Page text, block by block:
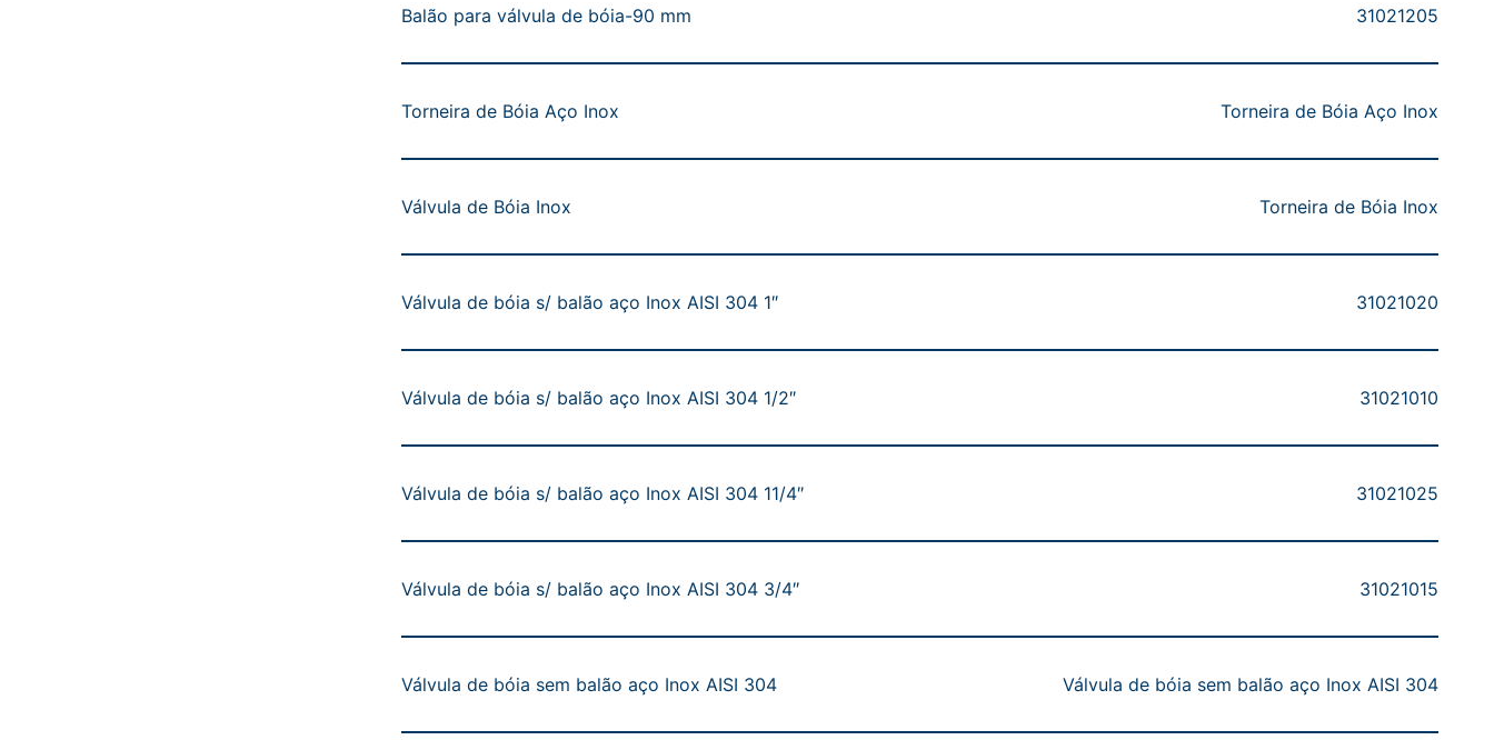
Balão para válvula de bóia-90 mm 31021205
Torneira de Bóia Aço Inox Torneira de Bóia Aço Inox
Válvula de Bóia Inox Torneira de Bóia Inox
Válvula de bóia s/ balão aço Inox AISI 304 1″ 31021020
Válvula de bóia s/ balão aço Inox AISI 304 1/2″ 31021010
Válvula de bóia s/ balão aço Inox AISI 304 11/4″ 31021025
Válvula de bóia s/ balão aço Inox AISI 304 3/4″ 31021015
Válvula de bóia sem balão aço Inox AISI 304 Válvula de bóia sem balão aço Inox AISI 304